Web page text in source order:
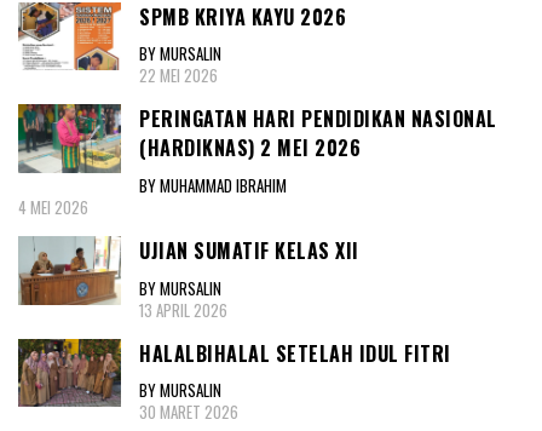
SPMB KRIYA KAYU 2026
BY MURSALIN
22 MEI 2026
PERINGATAN HARI PENDIDIKAN NASIONAL
(HARDIKNAS) 2 MEI 2026
BY MUHAMMAD IBRAHIM
4 MEI 2026
UJIAN SUMATIF KELAS XII
BY MURSALIN
13 APRIL 2026
HALALBIHALAL SETELAH IDUL FITRI
BY MURSALIN
30 MARET 2026